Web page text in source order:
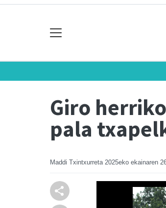
Giro
pala
Maddi Txintxurreta 2025eko ekainaren